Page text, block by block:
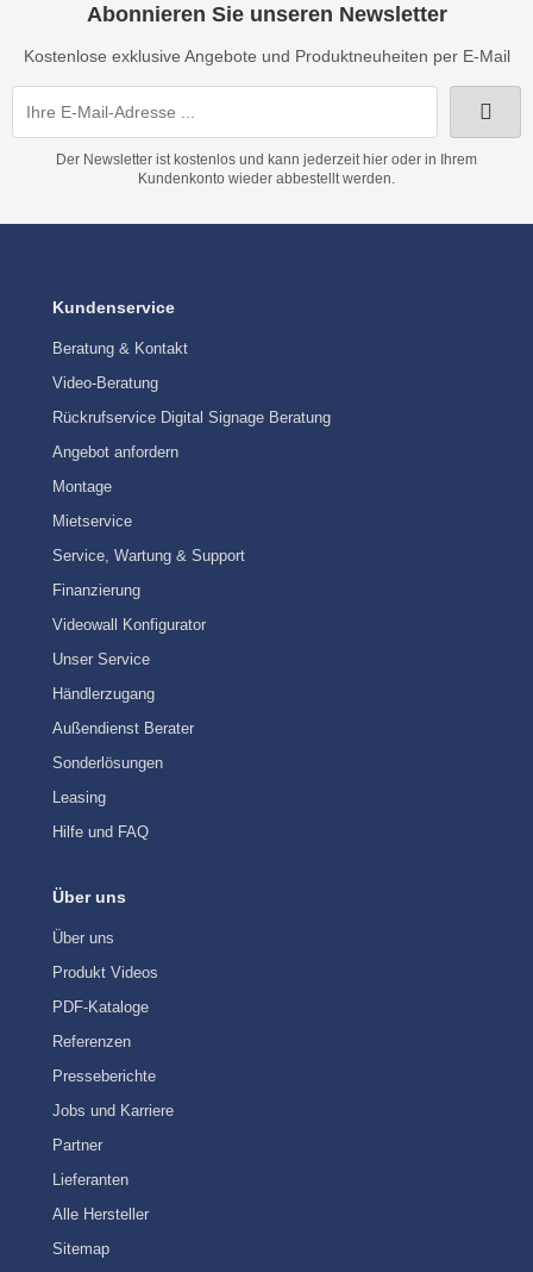
Abonnieren Sie unseren Newsletter
Kostenlose exklusive Angebote und Produktneuheiten per E-Mail
Der Newsletter ist kostenlos und kann jederzeit hier oder in Ihrem
Kundenkonto wieder abbestellt werden.
Kundenservice
Beratung & Kontakt
Video-Beratung
Rückrufservice Digital Signage Beratung
Angebot anfordern
Montage
Mietservice
Service, Wartung & Support
Finanzierung
Videowall Konfigurator
Unser Service
Händlerzugang
Außendienst Berater
Sonderlösungen
Leasing
Hilfe und FAQ
Über uns
Über uns
Produkt Videos
PDF-Kataloge
Referenzen
Presseberichte
Jobs und Karriere
Partner
Lieferanten
Alle Hersteller
Sitemap